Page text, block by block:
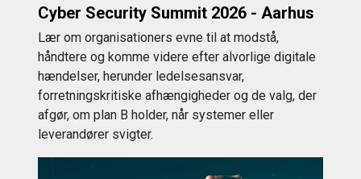
Cyber Security Summit 2026 - Aarhus
Lær om organisationers evne til at modstå,
håndtere og komme videre efter alvorlige digitale
hændelser, herunder ledelsesansvar,
forretningskritiske afhængigheder og de valg, der
afgør, om plan B holder, når systemer eller
leverandører svigter.